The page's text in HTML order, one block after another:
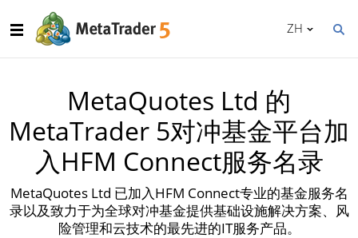
ZH
MetaQuotes Ltd 的
MetaTrader 5对冲基金平台加
入HFM Connect服务名录
MetaQuotes Ltd 已加入HFM Connect专业的基金服务名
录以及致力于为全球对冲基金提供基础设施解决方案、风
险管理和云技术的最先进的IT服务产品。